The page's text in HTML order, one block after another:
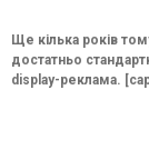
Ще кілька років
достатньо
display-реклама.